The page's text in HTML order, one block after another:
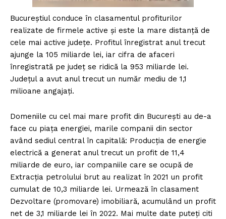
Bucureștiul conduce în clasamentul profiturilor
realizate de firmele active și este la mare distanță de
cele mai active județe. Profitul înregistrat anul trecut
ajunge la 105 miliarde lei, iar cifra de afaceri
înregistrată pe județ se ridică la 953 miliarde lei.
Județul a avut anul trecut un număr mediu de 1,1
milioane angajați.
Domeniile cu cel mai mare profit din București au de-a
face cu piața energiei, marile companii din sector
având sediul central în capitală: Producția de energie
electrică a generat anul trecut un profit de 11,4
miliarde de euro, iar companiile care se ocupă de
Extracția petrolului brut au realizat în 2021 un profit
cumulat de 10,3 miliarde lei. Urmează în clasament
Dezvoltare (promovare) imobiliară, acumulând un profit
net de 3,1 miliarde lei în 2022. Mai multe date puteți citi